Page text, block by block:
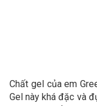
Chất gel của em
Gel này khá đặc và